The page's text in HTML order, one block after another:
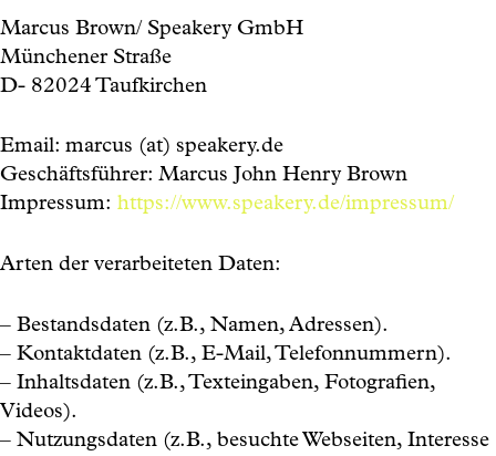
Marcus Brown/ Speakery GmbH
Münchener Straße
D- 82024 Taufkirchen
Email: marcus (at) speakery.de
Geschäftsführer: Marcus John Henry Brown
Impressum: https://www.speakery.de/impressum/
Arten der verarbeiteten Daten:
– Bestandsdaten (z.B., Namen, Adressen).
– Kontaktdaten (z.B., E-Mail, Telefonnummern).
– Inhaltsdaten (z.B., Texteingaben, Fotografien,
Videos).
– Nutzungsdaten (z.B., besuchte Webseiten, Interesse